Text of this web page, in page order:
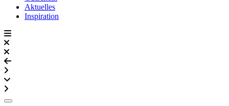
Aktuelles
Inspiration